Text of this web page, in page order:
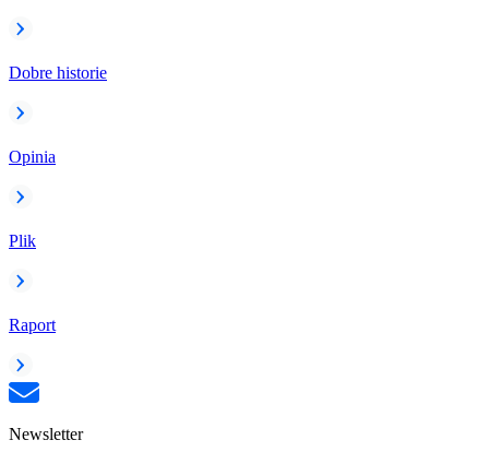
Dobre historie
Opinia
Plik
Raport
Newsletter